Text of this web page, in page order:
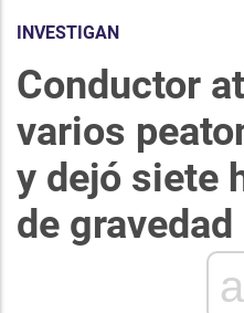
INVESTIGAN
Conductor
varios
y dejó siete
de gravedad